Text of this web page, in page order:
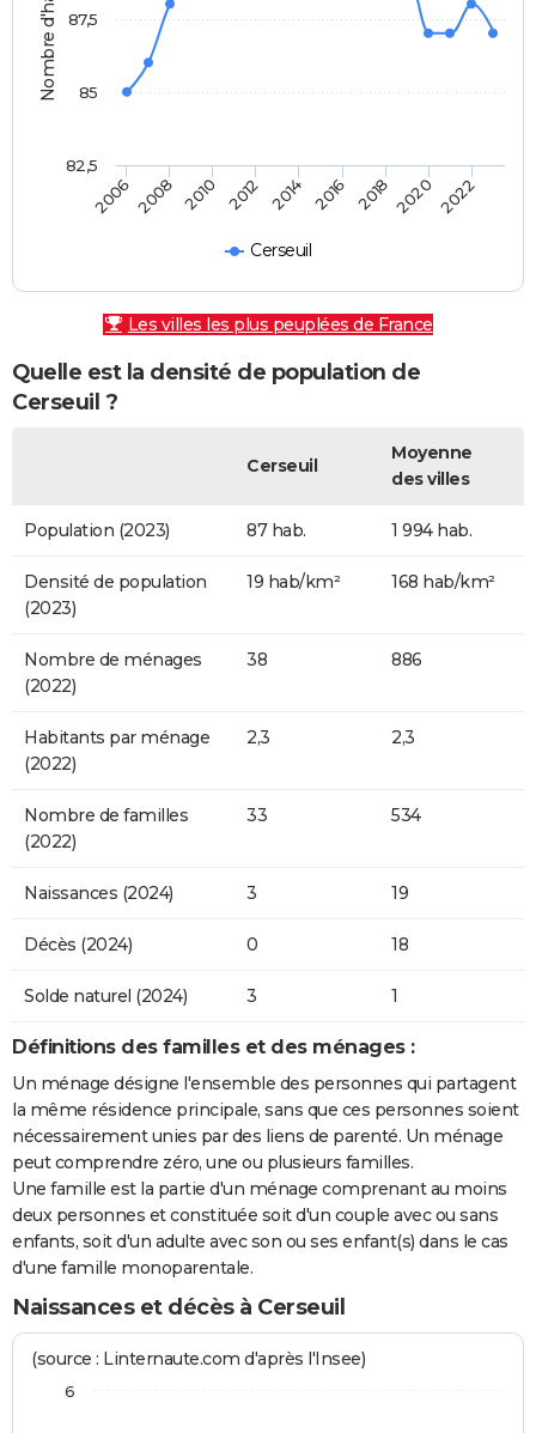
Cerseuil
20062008 2010 2012 2014 2016 2018 2020 2022
82,5
85
87,5
Les villes les plus peuplées de France
Quelle est la densité de population de
Cerseuil ?
Cerseuil
Moyenne
des villes
Population (2023) 87 hab. 1 994 hab.
Densité de population
(2023)
19 hab/km² 168 hab/km²
Nombre de ménages
(2022)
38 886
Habitants par ménage
(2022)
2,3 2,3
Nombre de familles
(2022)
33 534
Naissances (2024) 3 19
Décès (2024) 0 18
Solde naturel (2024) 3 1
Définitions des familles et des ménages :
Un ménage désigne l'ensemble des personnes qui partagent
la même résidence principale, sans que ces personnes soient
nécessairement unies par des liens de parenté. Un ménage
peut comprendre zéro, une ou plusieurs familles.
Une famille est la partie d'un ménage comprenant au moins
deux personnes et constituée soit d'un couple avec ou sans
enfants, soit d'un adulte avec son ou ses enfant(s) dans le cas
d'une famille monoparentale.
Naissances et décès à Cerseuil
(source : Linternaute.com d'après l'Insee)
6